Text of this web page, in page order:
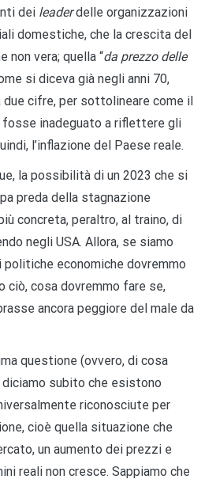
dei leaderdelle organizzazioni
domestiche, che la crescita del
non vera; quella “da prezzo delle
si diceva già negli anni 70,
due cifre, per sottolineare come il
inadeguato a riflettere gli
l’inflazione del Paese reale.
la possibilità di un 2023 che si
preda della stagnazione
concreta, peraltro, al traino, di
negli USA. Allora, se siamo
politiche economiche dovremmo
ciò, cosa dovremmo fare se,
ancora peggiore del male da
questione (ovvero, di cosa
subito che esistono
riconosciute per
cioè quella situazione che
un aumento dei prezzi e
reali non cresce. Sappiamo che